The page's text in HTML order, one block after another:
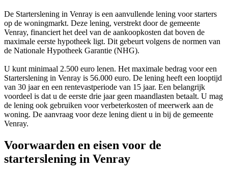
De Starterslening in Venray is een aanvullende lening voor starters
op de woningmarkt. Deze lening, verstrekt door de gemeente
Venray, financiert het deel van de aankoopkosten dat boven de
maximale eerste hypotheek ligt. Dit gebeurt volgens de normen van
de Nationale Hypotheek Garantie (NHG).
U kunt minimaal 2.500 euro lenen. Het maximale bedrag voor een
Starterslening in Venray is 56.000 euro. De lening heeft een looptijd
van 30 jaar en een rentevastperiode van 15 jaar. Een belangrijk
voordeel is dat u de eerste drie jaar geen maandlasten betaalt. U mag
de lening ook gebruiken voor verbeterkosten of meerwerk aan de
woning. De aanvraag voor deze lening dient u in bij de gemeente
Venray.
Voorwaarden en eisen voor de
starterslening in Venray